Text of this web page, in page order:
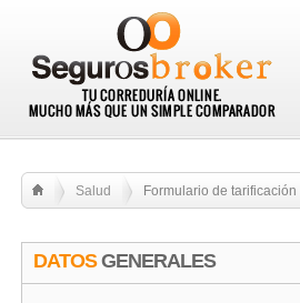
Salud Formulario de tarificación
DATOSGENERALES